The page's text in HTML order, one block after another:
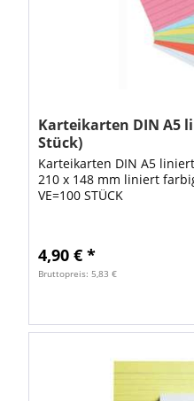
Karteikarten DIN A5
Stück)
Karteikarten DIN A5
210 x 148 mm liniert
VE=100 STÜCK
4,90 € *
Bruttopreis: 5,83 €